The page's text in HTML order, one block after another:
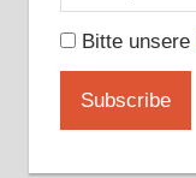
Bitte unsere